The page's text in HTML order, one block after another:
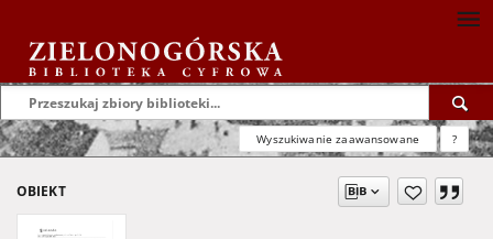
Wyszukiwanie zaawansowane ?
OBIEKT